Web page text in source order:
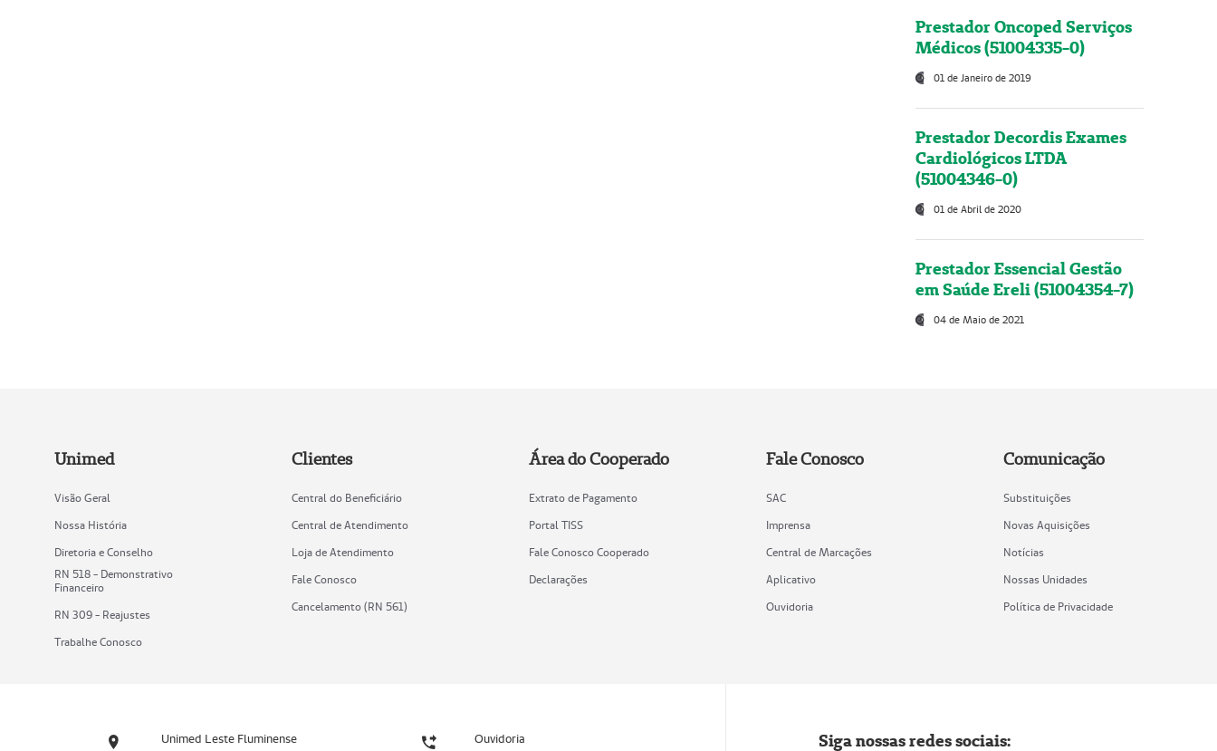
Prestador Oncoped Serviços
Médicos (51004335-0)
01 de Janeiro de 2019
Prestador Decordis Exames
Cardiológicos LTDA
(51004346-0)
01 de Abril de 2020
Prestador Essencial Gestão
em Saúde Ereli (51004354-7)
04 de Maio de 2021
Unimed
Visão Geral
Nossa História
Diretoria e Conselho
RN 518 - Demonstrativo
Financeiro
RN 309 - Reajustes
Trabalhe Conosco
Clientes
Central do Beneficiário
Central de Atendimento
Loja de Atendimento
Fale Conosco
Cancelamento (RN 561)
Área do Cooperado
Extrato de Pagamento
Portal TISS
Fale Conosco Cooperado
Declarações
Fale Conosco
SAC
Imprensa
Central de Marcações
Aplicativo
Ouvidoria
Comunicação
Substituições
Novas Aquisições
Notícias
Nossas Unidades
Política de Privacidade
Unimed Leste Fluminense Ouvidoria Siga nossas redes sociais: